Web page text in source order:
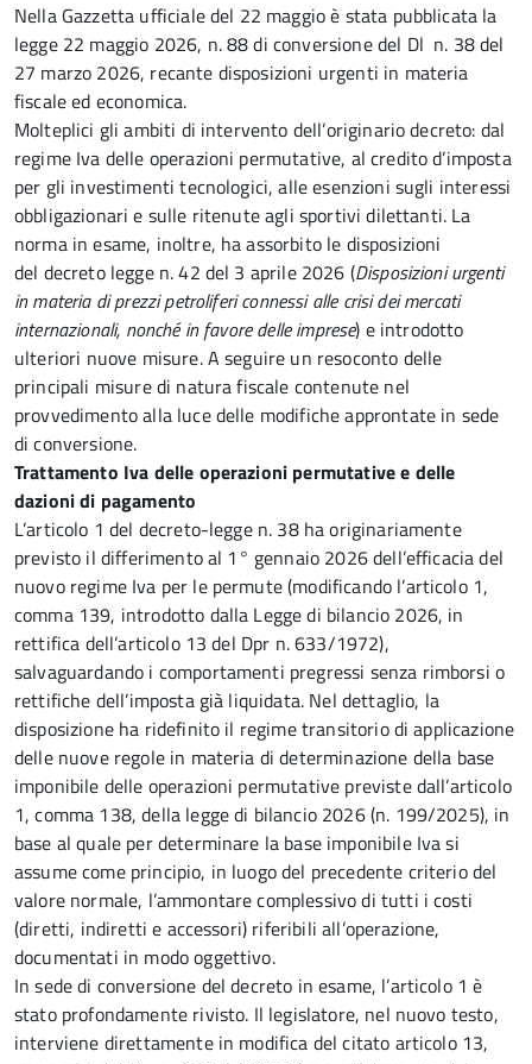
Nella Gazzetta ufficiale del 22 maggio è stata pubblicata la
legge 22 maggio 2026, n. 88 di conversione del Dl n. 38 del
27 marzo 2026, recante disposizioni urgenti in materia
fiscale ed economica.
Molteplici gli ambiti di intervento dell’originario decreto: dal
regime Iva delle operazioni permutative, al credito d’imposta
per gli investimenti tecnologici, alle esenzioni sugli interessi
obbligazionari e sulle ritenute agli sportivi dilettanti. La
norma in esame, inoltre, ha assorbito le disposizioni
del decreto legge n. 42 del 3 aprile 2026 (Disposizioni urgenti
in materia di prezzi petroliferi connessi alle crisi dei mercati
internazionali, nonché in favore delle imprese) e introdotto
ulteriori nuove misure. A seguire un resoconto delle
principali misure di natura fiscale contenute nel
provvedimento alla luce delle modifiche approntate in sede
di conversione.
Trattamento Iva delle operazioni permutativee delle
dazioni di pagamento
L’articolo 1 del decreto-legge n. 38 ha originariamente
previsto il differimento al 1° gennaio 2026 dell’efficacia del
nuovo regime Iva per le permute (modificando l’articolo 1,
comma 139, introdotto dalla Legge di bilancio 2026, in
rettifica dell’articolo 13 del Dpr n. 633/1972),
salvaguardando i comportamenti pregressi senza rimborsi o
rettifiche dell’imposta già liquidata. Nel dettaglio, la
disposizione ha ridefinito il regime transitorio di applicazione
delle nuove regole in materia di determinazione della base
imponibile delle operazioni permutative previste dall’articolo
1, comma 138, della legge di bilancio 2026 (n. 199/2025), in
base al quale per determinare la base imponibile Iva si
assume come principio, in luogo del precedente criterio del
valore normale, l’ammontare complessivo di tutti i costi
(diretti, indiretti e accessori) riferibili all’operazione,
documentati in modo oggettivo.
In sede di conversione del decreto in esame, l’articolo 1 è
stato profondamente rivisto. Il legislatore, nel nuovo testo,
interviene direttamente in modifica del citato articolo 13,